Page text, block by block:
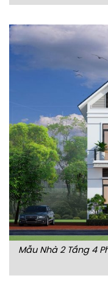
Mẫu Nhà 2 Tầng 4